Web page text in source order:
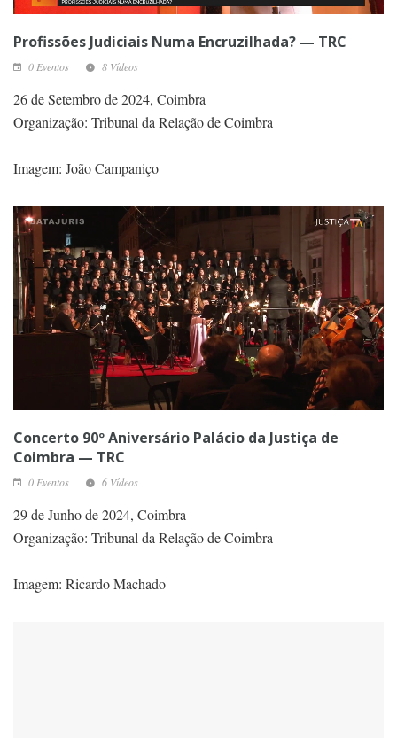
Profissões Judiciais Numa Encruzilhada? — TRC
0 Eventos 8 Vídeos
26 de Setembro de 2024, Coimbra
Organização: Tribunal da Relação de Coimbra
Imagem: João Campaniço
Concerto 90º Aniversário Palácio da Justiça de
Coimbra — TRC
0 Eventos 6 Vídeos
29 de Junho de 2024, Coimbra
Organização: Tribunal da Relação de Coimbra
Imagem: Ricardo Machado